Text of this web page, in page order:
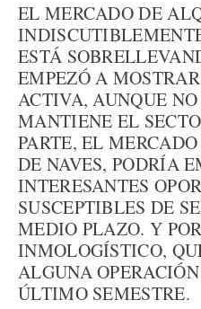
EL MERCADO DE
ESTÁ
EMPEZÓ A
ACTIVA, AUNQUE
MANTIENE EL
PARTE, EL
DE NAVES, PODRÍA
INTERESANTES
SUSCEPTIBLES DE
MEDIO PLAZO. Y
INMOLOGÍSTICO,
ALGUNA
ÚLTIMO SEMESTRE.